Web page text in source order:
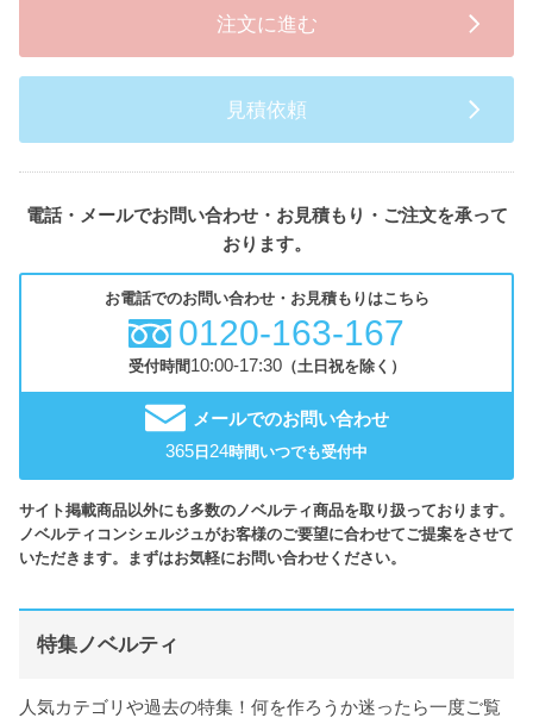
注文に進む
見積依頼
電話・メールでお問い合わせ・お見積もり・ご注文を承って
おります。
お電話でのお問い合わせ・お見積もりはこちら
0120-163-167
受付時間10:00-17:30（土日祝を除く）
メールでのお問い合わせ
365 日 24時間いつでも受付中
サイト掲載商品以外にも多数のノベルティ商品を取り扱っております。
ノベルティコンシェルジュがお客様のご要望に合わせてご提案をさせて
いただきます。まずはお気軽にお問い合わせください。
特集ノベルティ
人気カテゴリや過去の特集！何を作ろうか迷ったら一度ご覧